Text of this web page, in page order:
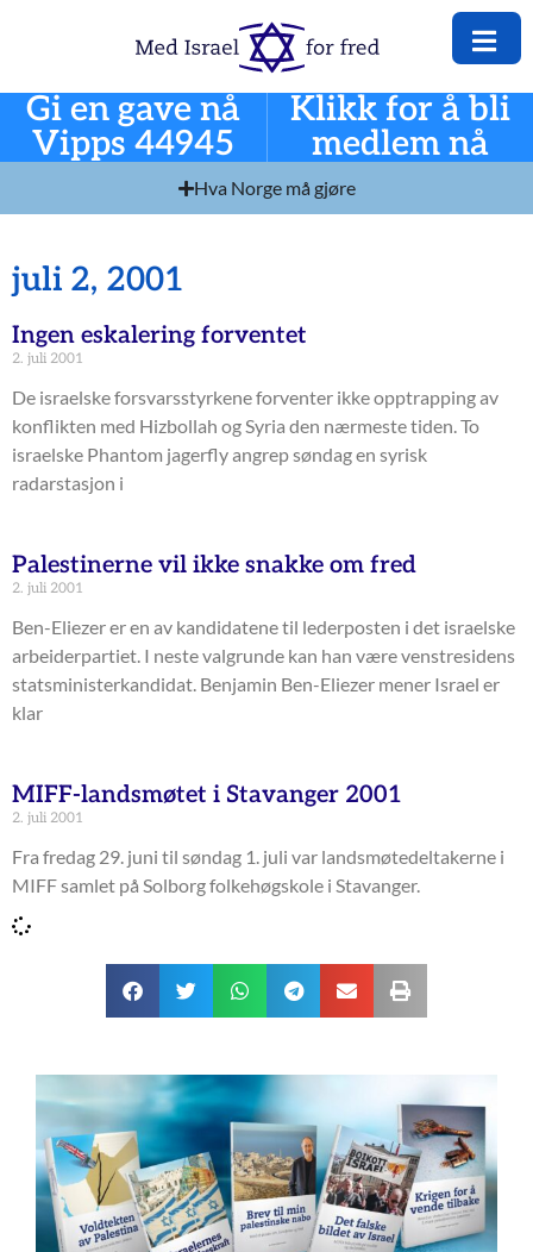
Gi en gave nå
Vipps 44945
Klikk for å bli
medlem nå
Hva Norge må gjøre
juli 2, 2001
Ingen eskalering forventet
2. juli 2001
De israelske forsvarsstyrkene forventer ikke opptrapping av
konflikten med Hizbollah og Syria den nærmeste tiden. To
israelske Phantom jagerfly angrep søndag en syrisk
radarstasjon i
Palestinerne vil ikke snakke om fred
2. juli 2001
Ben-Eliezer er en av kandidatene til lederposten i det israelske
arbeiderpartiet. I neste valgrunde kan han være venstresidens
statsministerkandidat. Benjamin Ben-Eliezer mener Israel er
klar
MIFF-landsmøtet i Stavanger 2001
2. juli 2001
Fra fredag 29. juni til søndag 1. juli var landsmøtedeltakerne i
MIFF samlet på Solborg folkehøgskole i Stavanger.